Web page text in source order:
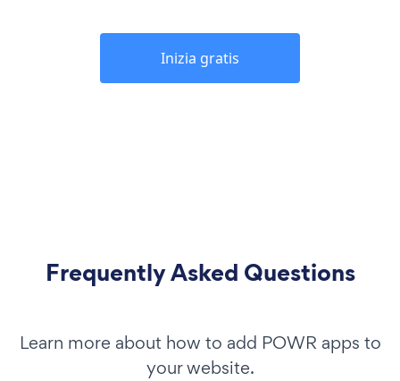
Inizia gratis
Frequently Asked Questions
Learn more about how to add POWR apps to
your website.